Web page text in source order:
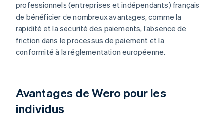
professionnels (entreprises et indépendants) français
de bénéficier de nombreux avantages, comme la
rapidité et la sécurité des paiements, l’absence de
friction dans le processus de paiement et la
conformité à la réglementation européenne.
Avantages de Wero pour les
individus